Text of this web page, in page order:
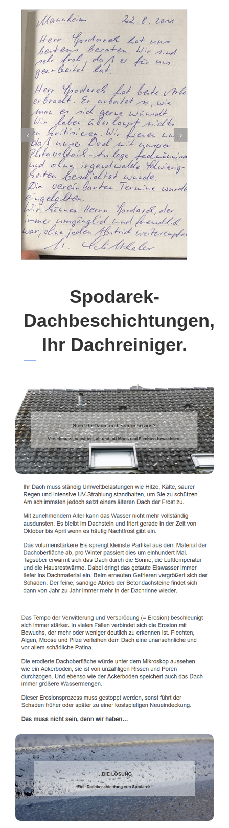
Spodarek-
Dachbeschichtungen,
Ihr Dachreiniger.